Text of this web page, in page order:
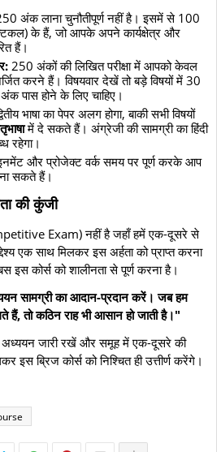
अंक लाना चुनौतीपूर्ण नहीं है। इसमें से 100
के हैं, जो आपके अपने कार्यक्षेत्र और
हैं।
250 अंकों की लिखित परीक्षा में आपको केवल
करने हैं। विषयवार देखें तो बड़े विषयों में 30
पास होने के लिए चाहिए।
भाषा का पेपर अलग होगा, बाकी सभी विषयों
में दे सकते हैं। अंग्रेजी की सामग्री का हिंदी
रहेगा।
और प्रोजेक्ट वर्क समय पर पूर्ण करके आप
सकते हैं।
की कुंजी
Exam) नहीं है जहाँ हमें एक-दूसरे से
एक साथ मिलकर इस अर्हता को प्राप्त करना
इस कोर्स को शालीनता से पूर्ण करना है।
सामग्री का आदान-प्रदान करें। जब हम
तो कठिन राह भी आसान हो जाती है।"
अध्ययन जारी रखें और समूह में एक-दूसरे की
इस ब्रिज कोर्स को निश्चित ही उत्तीर्ण करेंगे।